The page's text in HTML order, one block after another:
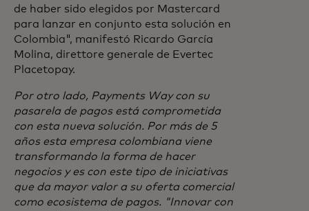
de haber sido elegidos por Mastercard
para lanzar en conjunto esta solución en
Colombia", manifestó Ricardo García
Molina, direttore generale de Evertec
Placetopay.
Por otro lado, Payments Way con su
pasarela de pagos está comprometida
con esta nueva solución. Por más de 5
años esta empresa colombiana viene
transformando la forma de hacer
negocios y es con este tipo de iniciativas
que da mayor valor a su oferta comercial
como ecosistema de pagos. "Innovar con